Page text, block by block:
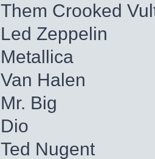
Them Crooked
Led Zeppelin
Metallica
Van Halen
Mr. Big
Dio
Ted Nugent